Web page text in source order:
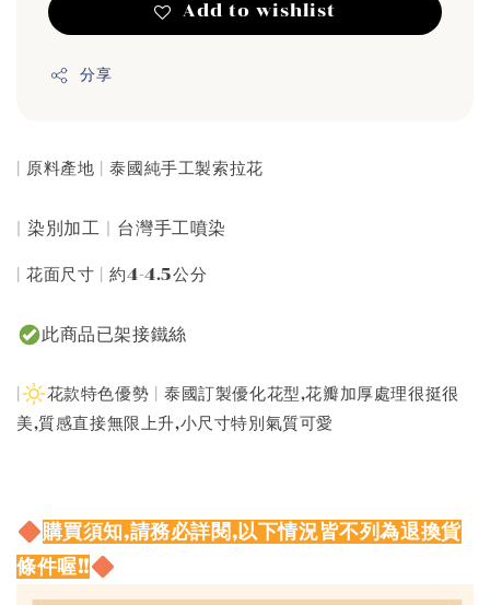
Add to wishlist
分享
| 原料產地 | 泰國純手工製索拉花
| 染別加工 | 台灣手工噴染
| 花面尺寸 | 約4-4.5公分
此商品已架接鐵絲
花款特色優勢 | 泰國訂製優化花型,花瓣加厚處理很挺很
美,質感直接無限上升,小尺寸特別氣質可愛
購買須知,請務必詳閱,以下情況皆不列為退換貨
條件喔!!